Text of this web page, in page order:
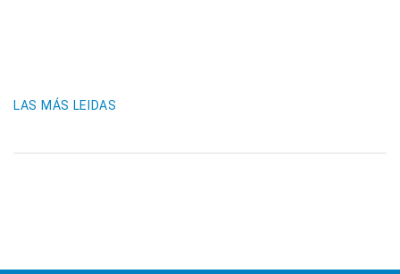
LAS MÁS LEIDAS